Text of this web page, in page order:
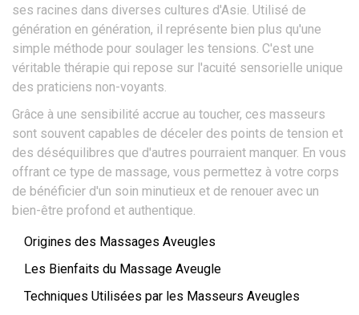
ses racines dans diverses cultures d'Asie. Utilisé de
génération en génération, il représente bien plus qu'une
simple méthode pour soulager les tensions. C'est une
véritable thérapie qui repose sur l'acuité sensorielle unique
des praticiens non-voyants.
Grâce à une sensibilité accrue au toucher, ces masseurs
sont souvent capables de déceler des points de tension et
des déséquilibres que d'autres pourraient manquer. En vous
offrant ce type de massage, vous permettez à votre corps
de bénéficier d'un soin minutieux et de renouer avec un
bien-être profond et authentique.
Origines des Massages Aveugles
Les Bienfaits du Massage Aveugle
Techniques Utilisées par les Masseurs Aveugles